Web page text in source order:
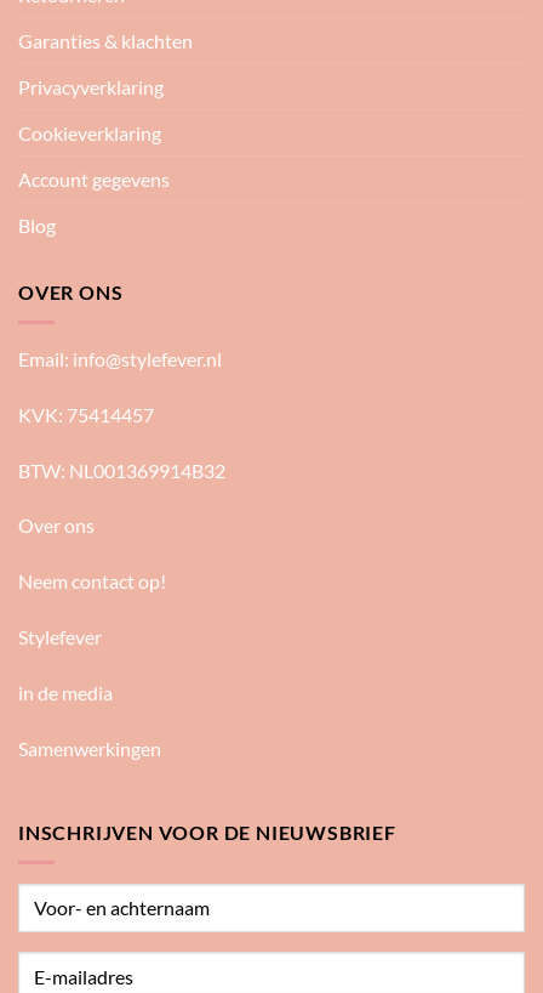
Garanties & klachten
Privacyverklaring
Cookieverklaring
Account gegevens
Blog
OVER ONS
Email: info@stylefever.nl
KVK: 75414457
BTW: NL001369914B32
Over ons
Neem contact op!
Stylefever
in de media
Samenwerkingen
INSCHRIJVEN VOOR DE NIEUWSBRIEF